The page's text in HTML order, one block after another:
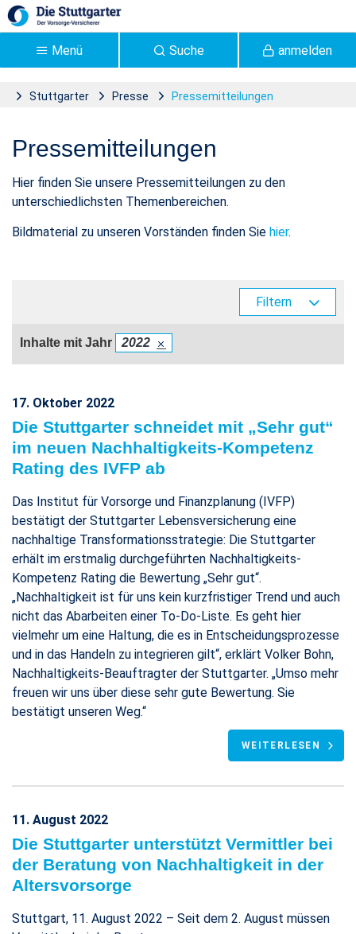
Zum Hauptinhalt springen
anmelden
Suche
Menü
Stuttgarter Presse Pressemitteilungen
Stuttgarter Versicherung -
Stuttgarter
Pressemitteilungen
Hier finden Sie unsere Pressemitteilungen zu den
unterschiedlichsten Themenbereichen.
Bildmaterial zu unseren Vorständen finden Sie hier.
Filtern
Inhalte mit Jahr 2022
17. Oktober 2022
Die Stuttgarter schneidet mit „Sehr gut“
im neuen Nachhaltigkeits-Kompetenz
Rating des IVFP ab
Das Institut für Vorsorge und Finanzplanung (IVFP)
bestätigt der Stuttgarter Lebensversicherung eine
nachhaltige Transformationsstrategie: Die Stuttgarter
erhält im erstmalig durchgeführten Nachhaltigkeits-
Kompetenz Rating die Bewertung „Sehr gut“.
„Nachhaltigkeit ist für uns kein kurzfristiger Trend und auch
nicht das Abarbeiten einer To-Do-Liste. Es geht hier
vielmehr um eine Haltung, die es in Entscheidungsprozesse
und in das Handeln zu integrieren gilt“, erklärt Volker Bohn,
Nachhaltigkeits-Beauftragter der Stuttgarter. „Umso mehr
freuen wir uns über diese sehr gute Bewertung. Sie
bestätigt unseren Weg.“
WEITERLESEN
11. August 2022
Die Stuttgarter unterstützt Vermittler bei
der Beratung von Nachhaltigkeit in der
Altersvorsorge
Stuttgart, 11. August 2022 – Seit dem 2. August müssen